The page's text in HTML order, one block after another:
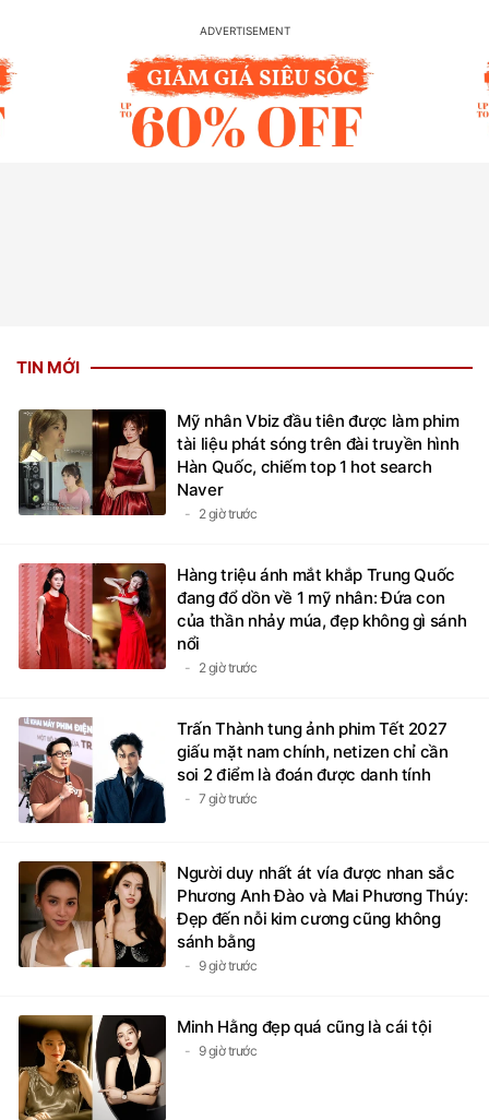
TIN MỚI
Mỹ nhân Vbiz đầu tiên được làm phim
tài liệu phát sóng trên đài truyền hình
Hàn Quốc, chiếm top 1 hot search
Naver
2 giờ trước
Hàng triệu ánh mắt khắp Trung Quốc
đang đổ dồn về 1 mỹ nhân: Đứa con
của thần nhảy múa, đẹp không gì sánh
nổi
2 giờ trước
Trấn Thành tung ảnh phim Tết 2027
giấu mặt nam chính, netizen chỉ cần
soi 2 điểm là đoán được danh tính
7 giờ trước
Người duy nhất át vía được nhan sắc
Phương Anh Đào và Mai Phương Thúy:
Đẹp đến nỗi kim cương cũng không
sánh bằng
9 giờ trước
Minh Hằng đẹp quá cũng là cái tội
9 giờ trước